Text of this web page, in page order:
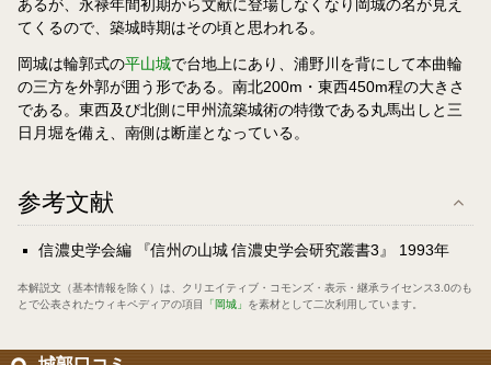
あるが、永禄年間初期から文献に登場しなくなり岡城の名が見え
てくるので、築城時期はその頃と思われる。
岡城は輪郭式の平山城で台地上にあり、浦野川を背にして本曲輪
の三方を外郭が囲う形である。南北200m・東西450m程の大きさ
である。東西及び北側に甲州流築城術の特徴である丸馬出しと三
日月堀を備え、南側は断崖となっている。
参考文献
信濃史学会編 『信州の山城 信濃史学会研究叢書3』 1993年
本解説文（基本情報を除く）は、 クリエイティブ・コモンズ・表示・継承ライセンス3.0のも
とで公表されたウィキペディアの項目
「岡城」 を素材として二次利用しています。